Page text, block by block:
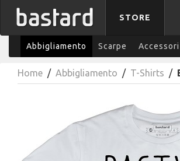
STORE
Abbigliamento Scarpe Accessori
Home / Abbigliamento / T-Shirts /